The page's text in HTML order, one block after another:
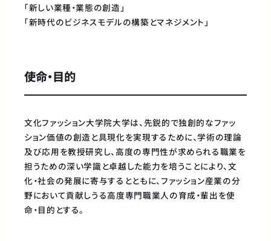
「新しい業種・業態の創造」
「新時代のビジネスモデルの構築とマネジメント」
使命・目的
文化ファッション大学院大学は、先鋭的で独創的なファッ
ション価値の創造と具現化を実現するために、学術の理論
及び応用を教授研究し、高度の専門性が求められる職業を
担うための深い学識と卓越した能力を培うことにより、文
化・社会の発展に寄与するとともに、ファッション産業の分
野において貢献しうる高度専門職業人の育成・輩出を使
命・目的とする。